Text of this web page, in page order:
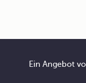
Ein Angebot